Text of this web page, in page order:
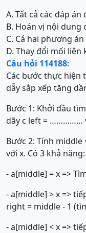
A. Tất cả các đáp án
B. Hoán vị nội dung
C. Cả hai phương
D. Thay đổi mối
Câu hỏi 114188:
Các bước thực hiện
dẫy sắp xếp tăng
Bước 1: Khởi đầu
dãy c left =
Bước 2: Tính
với x. Có 3 khả năng:
- a[middle] = x =>
- a[middle] > x =>
right = middle - 1
- a[middle] < x =>